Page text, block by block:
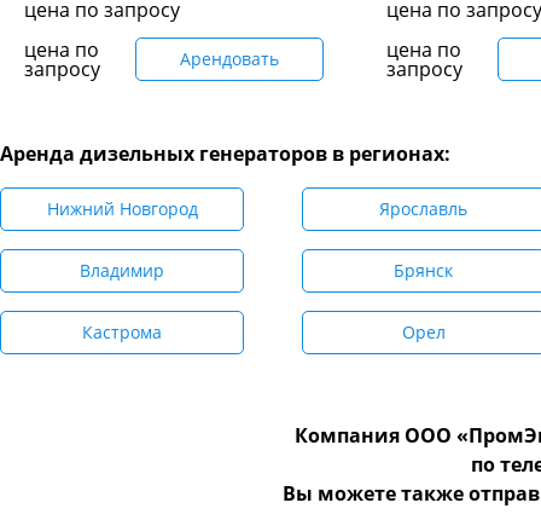
цена по запросу
цена по
запросу Арендовать
цена по запросу
цена по
запросу
Аренда дизельных генераторов в регионах:
Нижний Новгород Ярославль
Владимир Брянск
Кастрома Орел
Компания ООО
по
Вы можете также